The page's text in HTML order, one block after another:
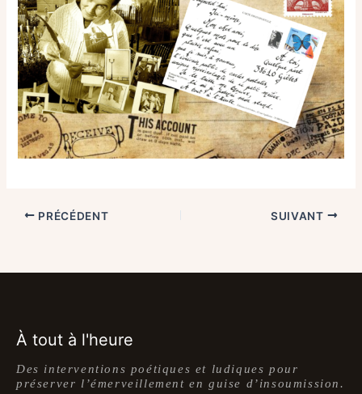
PRÉCÉDENT SUIVANT
À tout à l'heure
Des interventions poétiques et ludiques pour
préserver l’émerveillement en guise d’insoumission.